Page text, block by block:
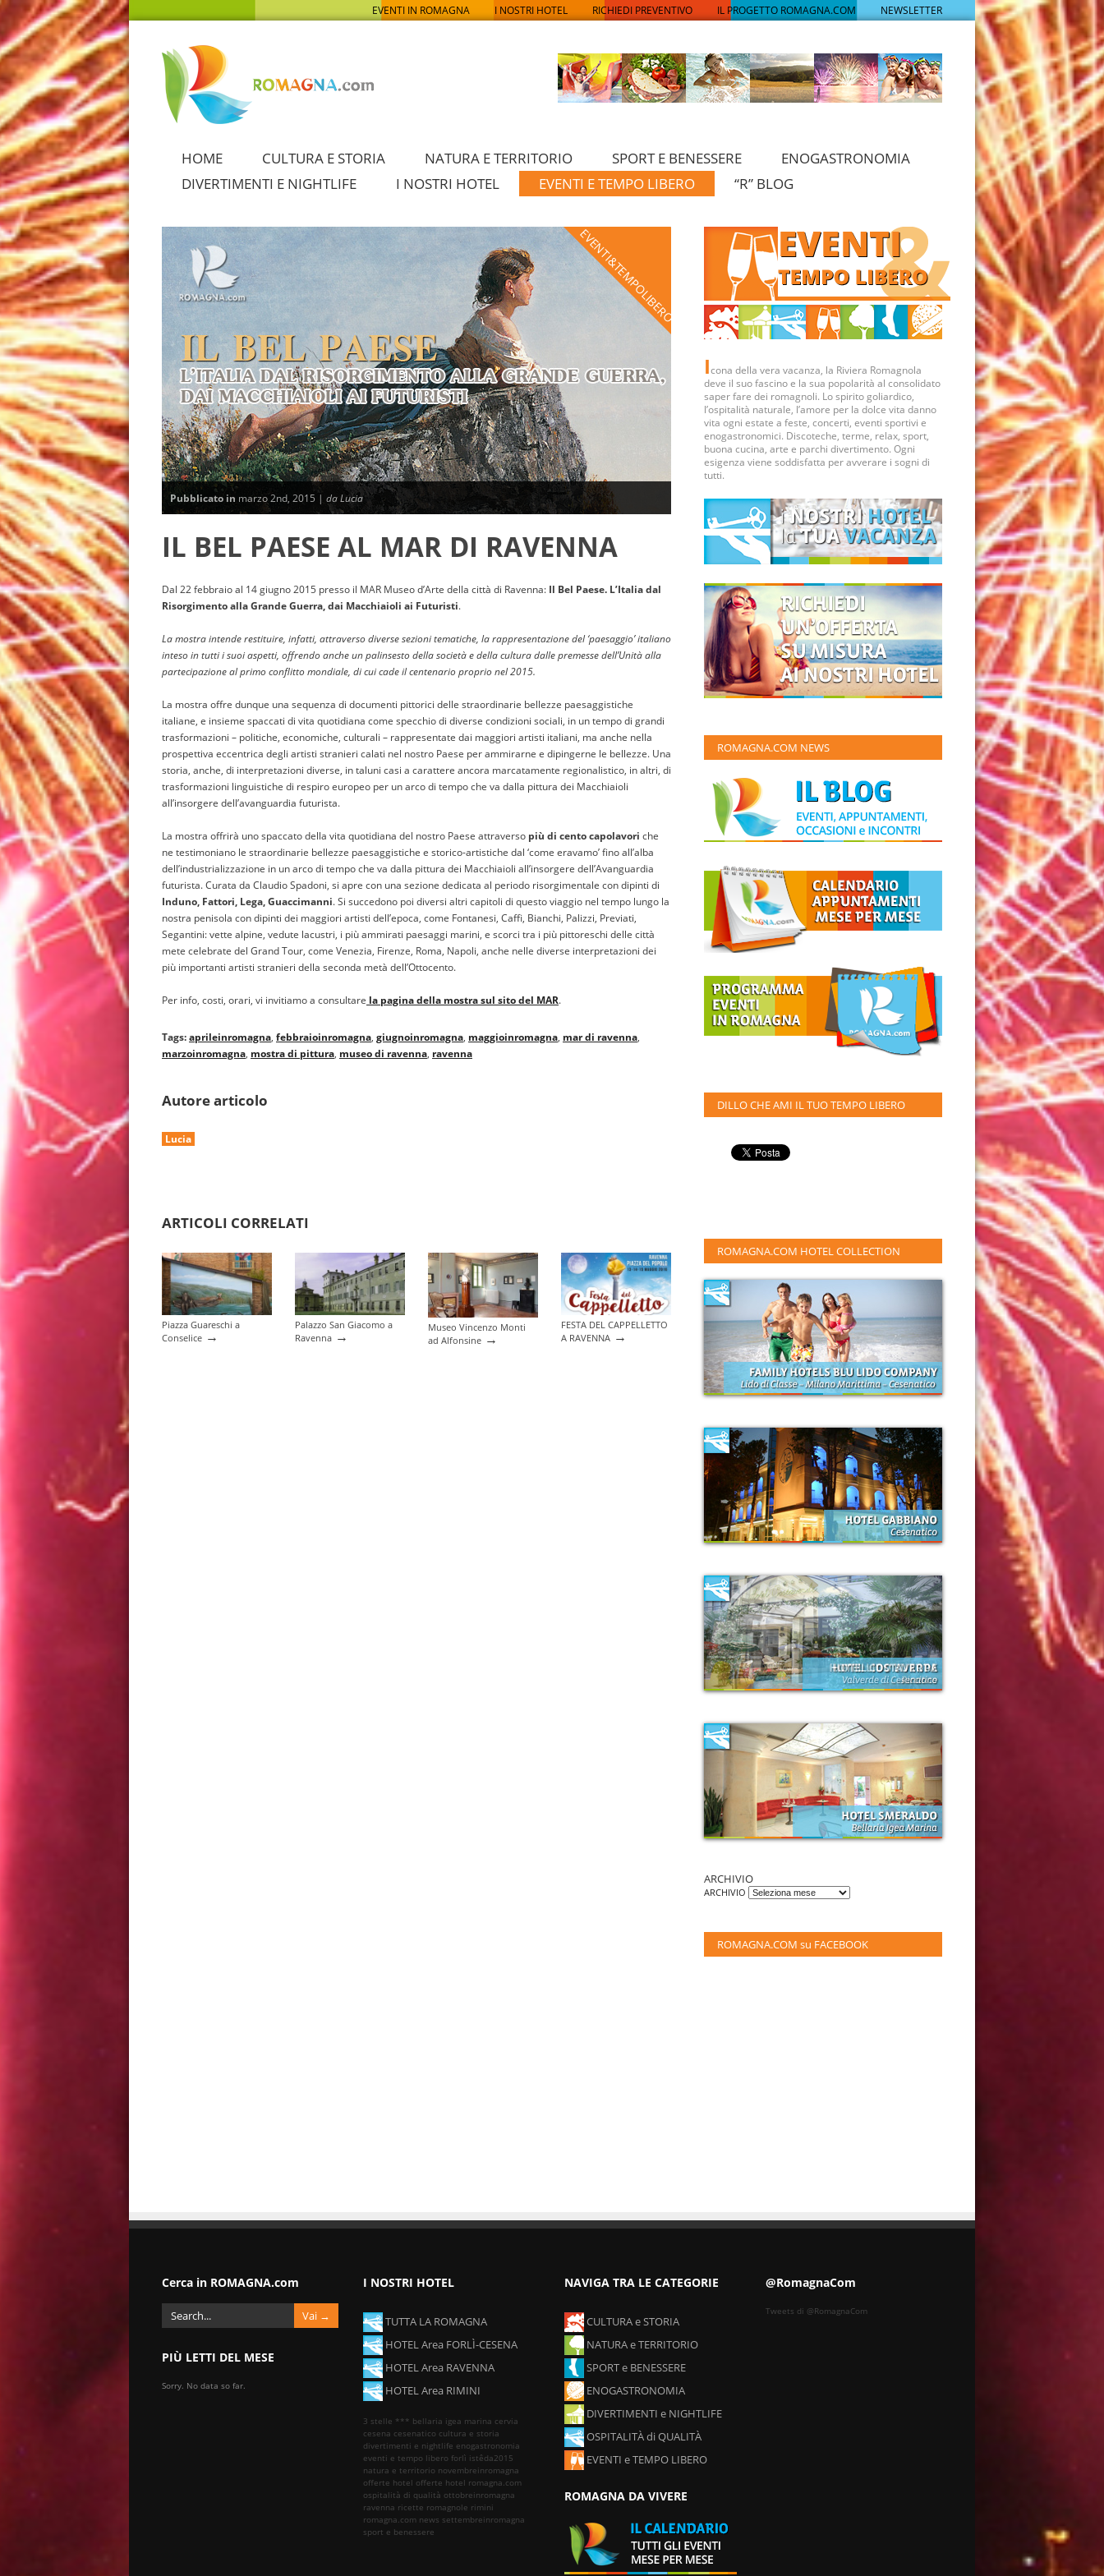
EVENTI IN ROMAGNA I NOSTRI HOTEL RICHIEDI PREVENTIVO IL PROGETTO ROMAGNA.COM NEWSLETTER
HOME CULTURA E STORIA NATURA E TERRITORIO SPORT E BENESSERE
ENOGASTRONOMIA
DIVERTIMENTI E NIGHTLIFE
I NOSTRI HOTEL EVENTI E TEMPO LIBERO “R” BLOG
EVENTI&TEMPOLIBERO
Pubblicato in marzo 2nd, 2015 | da Lucia
IL BEL PAESE AL MAR DI RAVENNA
Dal 22 febbraio al 14 giugno 2015 presso il MAR Museo d’Arte della città di Ravenna: Il Bel Paese. L’Italia dal
Risorgimento alla Grande Guerra, dai Macchiaioli ai Futuristi.
La mostra intende restituire, infatti, attraverso diverse sezioni tematiche, la rappresentazione del ‘paesaggio’ italiano
inteso in tutti i suoi aspetti, offrendo anche un palinsesto della società e della cultura dalle premesse dell’Unità alla
partecipazione al primo conflitto mondiale, di cui cade il centenario proprio nel 2015.
La mostra offre dunque una sequenza di documenti pittorici delle straordinarie bellezze paesaggistiche
italiane, e insieme spaccati di vita quotidiana come specchio di diverse condizioni sociali, in un tempo di grandi
trasformazioni – politiche, economiche, culturali – rappresentate dai maggiori artisti italiani, ma anche nella
prospettiva eccentrica degli artisti stranieri calati nel nostro Paese per ammirarne e dipingerne le bellezze. Una
storia, anche, di interpretazioni diverse, in taluni casi a carattere ancora marcatamente regionalistico, in altri, di
trasformazioni linguistiche di respiro europeo per un arco di tempo che va dalla pittura dei Macchiaioli
all’insorgere dell’avanguardia futurista.
La mostra offrirà uno spaccato della vita quotidiana del nostro Paese attraverso più di cento capolavori che
ne testimoniano le straordinarie bellezze paesaggistiche e storico-artistiche dal ‘come eravamo’ fino all’alba
dell’industrializzazione in un arco di tempo che va dalla pittura dei Macchiaioli all’insorgere dell’Avanguardia
futurista. Curata da Claudio Spadoni, si apre con una sezione dedicata al periodo risorgimentale con dipinti di
Induno, Fattori, Lega, Guaccimanni. Si succedono poi diversi altri capitoli di questo viaggio nel tempo lungo la
nostra penisola con dipinti dei maggiori artisti dell’epoca, come Fontanesi, Caffi, Bianchi, Palizzi, Previati,
Segantini: vette alpine, vedute lacustri, i più ammirati paesaggi marini, e scorci tra i più pittoreschi delle città
mete celebrate del Grand Tour, come Venezia, Firenze, Roma, Napoli, anche nelle diverse interpretazioni dei
più importanti artisti stranieri della seconda metà dell’Ottocento.
Per info, costi, orari, vi invitiamo a consultare la pagina della mostra sul sito del MAR.
Tags:aprileinromagna febbraioinromagna giugnoinromagna maggioinromagna mar di ravenna
marzoinromagna mostra di pittura museo di ravenna ravenna
Autore articolo
Lucia
ARTICOLI CORRELATI
Piazza Guareschi a
Conselice →
Palazzo San Giacomo a
Ravenna →
Museo Vincenzo Monti
ad Alfonsine →
FESTA DEL CAPPELLETTO
A RAVENNA →
Icona della vera vacanza, la Riviera Romagnola
deve il suo fascino e la sua popolarità al consolidato
saper fare dei romagnoli. Lo spirito goliardico,
l’ospitalità naturale, l’amore per la dolce vita danno
vita ogni estate a feste, concerti, eventi sportivi e
enogastronomici. Discoteche, terme, relax, sport,
buona cucina, arte e parchi divertimento. Ogni
esigenza viene soddisfatta per avverare i sogni di
tutti.
ROMAGNA.COM NEWS
DILLO CHE AMI IL TUO TEMPO LIBERO
ROMAGNA.COM HOTEL COLLECTION
ARCHIVIO
ARCHIVIO
ROMAGNA.COM su FACEBOOK
Cerca in ROMAGNA.com
PIÙ LETTI DEL MESE
Sorry. No data so far.
I NOSTRI HOTEL
TUTTA LA ROMAGNA
HOTEL Area FORLÌ-CESENA
HOTEL Area RAVENNA
HOTEL Area RIMINI
3 stelle *** bellaria igea marina cervia
cesena cesenatico cultura e storia
divertimenti e nightlife enogastronomia
eventi e tempo libero forlì istêda2015
natura e territorio novembreinromagna
offerte hotel offerte hotel romagna.com
ospitalità di qualità ottobreinromagna
ravenna ricette romagnole rimini
romagna.com news settembreinromagna
sport e benessere
NAVIGA TRA LE CATEGORIE
CULTURA e STORIA
NATURA e TERRITORIO
SPORT e BENESSERE
ENOGASTRONOMIA
DIVERTIMENTI e NIGHTLIFE
OSPITALITÀ di QUALITÀ
EVENTI e TEMPO LIBERO
ROMAGNA DA VIVERE
@RomagnaCom
Tweets di @RomagnaCom